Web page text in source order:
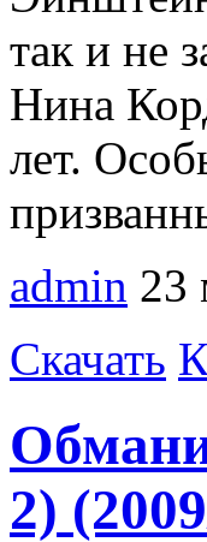
так и не
Нина
лет.
admin 23
Скачать
2)